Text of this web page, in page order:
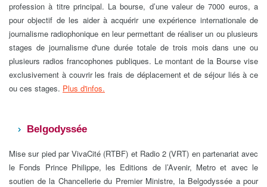
profession à titre principal. La bourse, d’une valeur de 7000 euros, a
pour objectif de les aider à acquérir une expérience internationale de
journalisme radiophonique en leur permettant de réaliser un ou plusieurs
stages de journalisme d'une durée totale de trois mois dans une ou
plusieurs radios francophones publiques. Le montant de la Bourse vise
exclusivement à couvrir les frais de déplacement et de séjour liés à ce
ou ces stages. Plus d'infos.
Belgodyssée
Mise sur pied par VivaCité (RTBF) et Radio 2 (VRT) en partenariat avec
le Fonds Prince Philippe, les Editions de l’Avenir, Metro et avec le
soutien de la Chancellerie du Premier Ministre, la Belgodyssée a pour